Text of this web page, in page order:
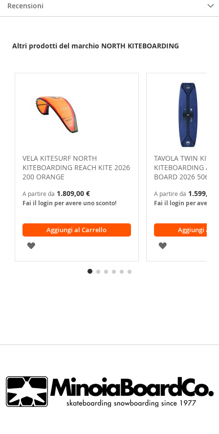
Recensioni
Altri prodotti del marchio NORTH KITEBOARDING
VELA KITESURF NORTH
KITEBOARDING REACH KITE 2026
200 ORANGE
A partire da 1.809,00 €
Fai il login per avere uno sconto!
Aggiungi al Carrello
AGGIUNGI
ALLA
TAVOLA TWIN KITE
KITEBOARDING
BOARD 2026 506
A partire da 1.599,00
Fai il login per avere
Aggiungi al
AGGIUNGI
ALLA